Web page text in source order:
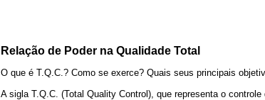
Relação de Poder na Qualidade Total
O que é T.Q.C.? Como se exerce? Quais seus principais
A sigla T.Q.C. (Total Quality Control), que representa o